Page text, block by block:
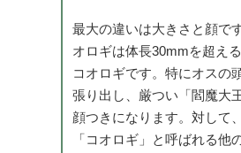
最大の違いは大きさと顔で
オロギは体長30mmを超え
コオロギです。特にオスの
張り出し、厳つい「閻魔大
顔つきになります。対して
「コオロギ」と呼ばれる他